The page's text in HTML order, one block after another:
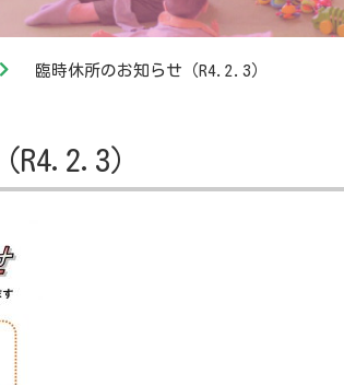
臨時休所のお知らせ（R4.2.3）
R4.2.3）